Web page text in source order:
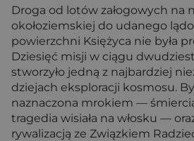
Droga od lotów załogowych na
okołoziemskiej do udanego
powierzchni Księżyca nie była
Dziesięć misji w ciągu
stworzyło jedną z najbardziej
dziejach eksploracji kosmosu.
naznaczona mrokiem —
tragedia wisiała na włosku —
rywalizacją ze Związkiem